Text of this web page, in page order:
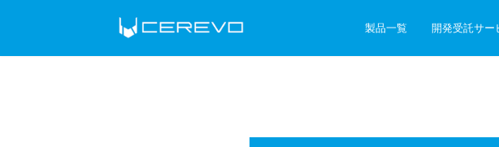
製品一覧 開発受託サー